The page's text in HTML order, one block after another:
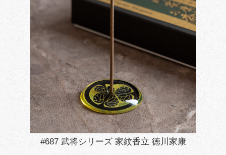
#687 武将シリーズ 家紋香立 徳川家康